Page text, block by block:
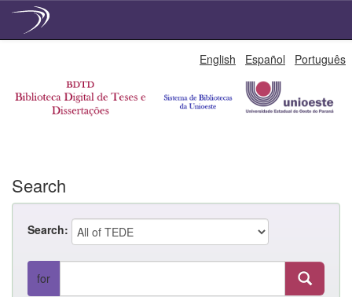
English Español Português
Search
Search:
for